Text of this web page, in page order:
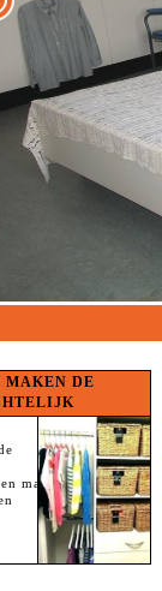
MAKEN DE
makkelijker